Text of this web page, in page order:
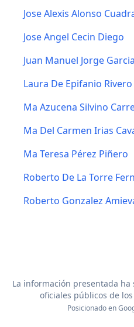
Jose Alexis Alonso
Jose Angel Cecin Diego
Juan Manuel Jorge Garcia
Laura De Epifanio Rivero
Ma Azucena Silvino
Ma Del Carmen Irias
Ma Teresa Pérez Piñero
Roberto De La Torre
Roberto Gonzalez
La información presentada
oficiales públicos de
Posicionado en